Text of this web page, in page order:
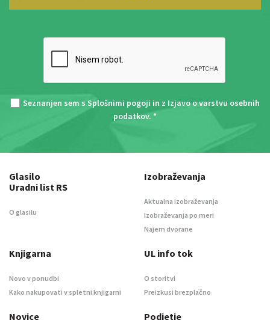
Seznanjen sem s Splošnimi pogoji in z Izjavo o varstvu osebnih
podatkov. *
Glasilo
Uradni list RS
O glasilu
Izobraževanja
Aktualna izobraževanja
Izobraževanja po meri
Najem dvorane
Knjigarna
Novo v ponudbi
Kako nakupovati v spletni knjigarni
UL info tok
O storitvi
Preizkusi brezplačno
Novice Podjetje